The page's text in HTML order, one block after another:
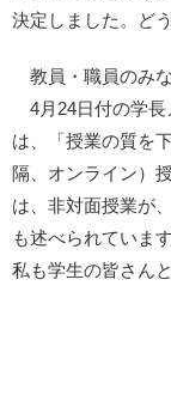
決定しました。ど
教員・職員のみな
4月24日付の学長
は、「授業の質を
隔、オンライン）
は、非対面授業が
も述べられていま
私も学生の皆さん